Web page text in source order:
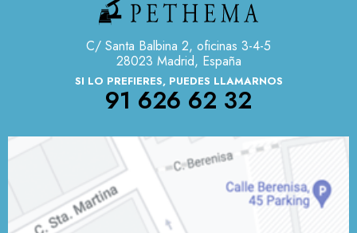
C/ Santa Balbina 2, oficinas 3-4-5
28023 Madrid, España
SI LO PREFIERES, PUEDES LLAMARNOS
91 626 62 32